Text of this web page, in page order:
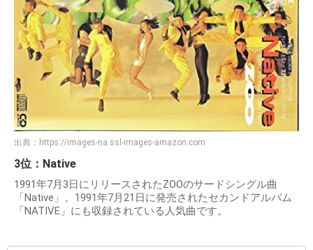
出典： https://images-na.ssl-images-amazon.com
3位：Native
1991年7月3日にリリースされたZOOのサードシングル曲
「Native」。1991年7月21日に発売されたセカンドアルバム
「NATIVE」にも収録されている人気曲です。